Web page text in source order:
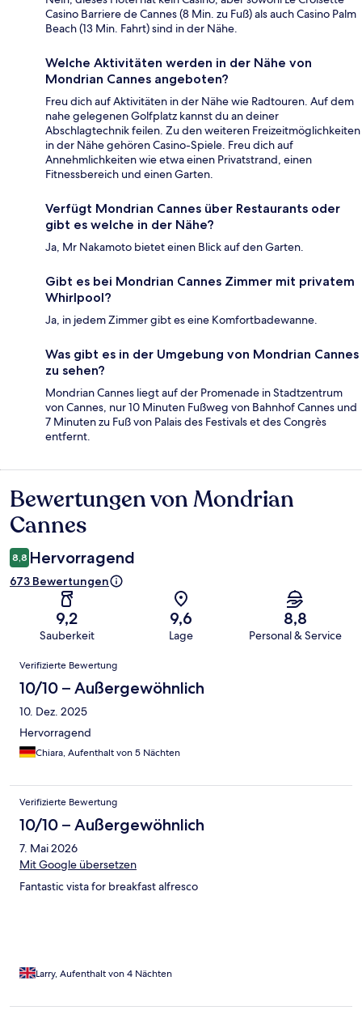
Casino Barriere de Cannes (8 Min. zu Fuß) als auch Casino Palm
Beach (13 Min. Fahrt) sind in der Nähe.
Welche Aktivitäten werden in der Nähe von
Mondrian Cannes angeboten?
Freu dich auf Aktivitäten in der Nähe wie Radtouren. Auf dem
nahe gelegenen Golfplatz kannst du an deiner
Abschlagtechnik feilen. Zu den weiteren Freizeitmöglichkeiten
in der Nähe gehören Casino-Spiele. Freu dich auf
Annehmlichkeiten wie etwa einen Privatstrand, einen
Fitnessbereich und einen Garten.
Verfügt Mondrian Cannes über Restaurants oder
gibt es welche in der Nähe?
Ja, Mr Nakamoto bietet einen Blick auf den Garten.
Gibt es bei Mondrian Cannes Zimmer mit privatem
Whirlpool?
Ja, in jedem Zimmer gibt es eine Komfortbadewanne.
Was gibt es in der Umgebung von Mondrian Cannes
zu sehen?
Mondrian Cannes liegt auf der Promenade in Stadtzentrum
von Cannes, nur 10 Minuten Fußweg von Bahnhof Cannes und
7 Minuten zu Fuß von Palais des Festivals et des Congrès
entfernt.
Bewertungen
Bewertungen von Mondrian
Cannes
8,8 Hervorragend
673 Bewertungen
9,2
Sauberkeit
9,6
Lage
8,8
Personal & Service
Bewertungen
Verifizierte Bewertung
10/10 – Außergewöhnlich
10. Dez. 2025
Hervorragend
Chiara, Aufenthalt von 5 Nächten
Verifizierte Bewertung
10/10 – Außergewöhnlich
7. Mai 2026
Mit Google übersetzen
Fantastic vista for breakfast alfresco
Larry, Aufenthalt von 4 Nächten